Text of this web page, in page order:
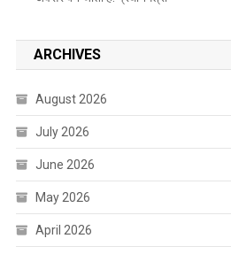
ARCHIVES
August 2026
July 2026
June 2026
May 2026
April 2026